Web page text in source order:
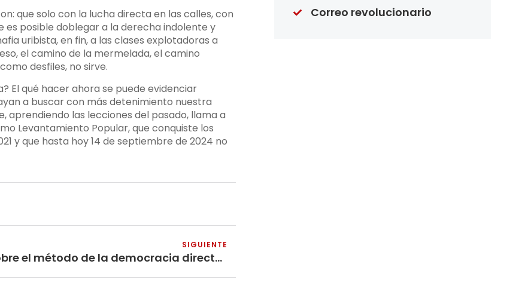
que solo con la lucha directa en las calles, con
es posible doblegar a la derecha indolente y
uribista, en fin, a las clases explotadoras a
el camino de la mermelada, el camino
desfiles, no sirve.
El qué hacer ahora se puede evidenciar
a buscar con más detenimiento nuestra
aprendiendo las lecciones del pasado, llama a
Levantamiento Popular, que conquiste los
y que hasta hoy 14 de septiembre de 2024 no
SIGUIENTE
Sobre el método de la democracia directa en las asambleas populares
Correo revolucionario